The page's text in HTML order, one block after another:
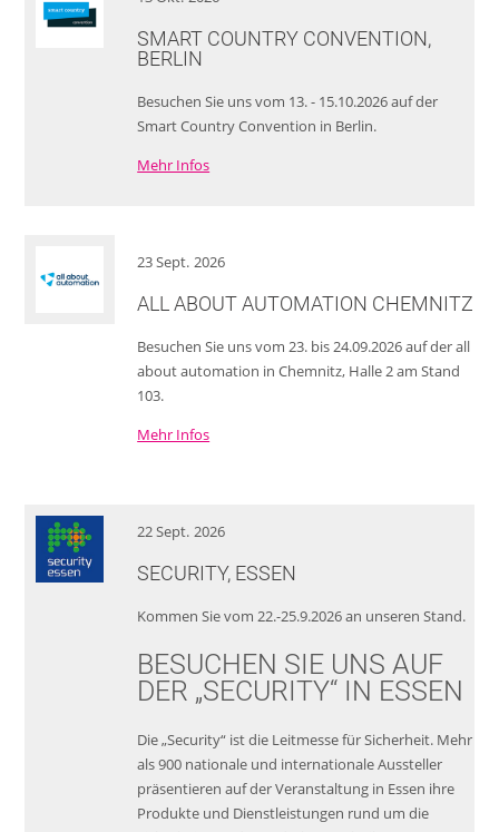
SMART COUNTRY CONVENTION,
BERLIN
Besuchen Sie uns vom 13. - 15.10.2026 auf der
Smart Country Convention in Berlin.
Mehr Infos
23Sept. 2026
ALL ABOUT AUTOMATION CHEMNITZ
Besuchen Sie uns vom 23. bis 24.09.2026 auf der all
about automation in Chemnitz, Halle 2 am Stand
103.
Mehr Infos
22Sept. 2026
SECURITY, ESSEN
Kommen Sie vom 22.-25.9.2026 an unseren Stand.
BESUCHEN SIE UNS AUF
DER „SECURITY“ IN ESSEN
Die „Security“ ist die Leitmesse für Sicherheit. Mehr
als 900 nationale und internationale Aussteller
präsentieren auf der Veranstaltung in Essen ihre
Produkte und Dienstleistungen rund um die